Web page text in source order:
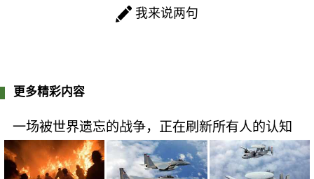
我来说两句
更多精彩内容
一场被世界遗忘的战争，正在刷新所有人的认知